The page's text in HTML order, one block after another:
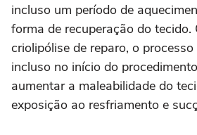
incluso um período de
forma de recuperação do tecido.
criolipólise de reparo, o
incluso no início do
aumentar a maleabilidade do
exposição ao resfriamento e